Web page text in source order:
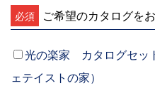
必須 ご希望のカタログを
光の楽家 カタログセッ
ェテイストの家）